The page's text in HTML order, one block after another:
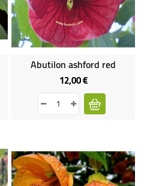
Abutilon ashford red
12,00 €Prix